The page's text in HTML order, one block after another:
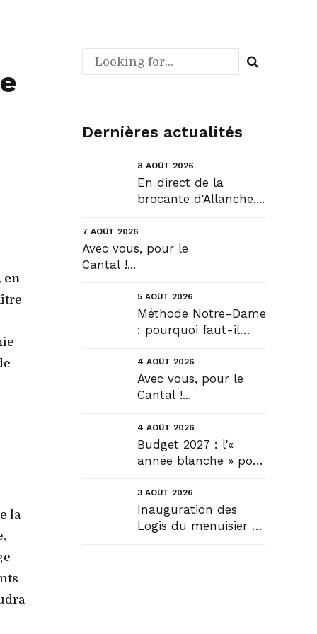
en
la
Dernières actualités
8 AOÛT 2026
En direct de la
brocante d'Allanche,...
7 AOÛT 2026
Avec vous, pour le
Cantal !...
5 AOÛT 2026
Méthode Notre-Dame
: pourquoi faut-il
construire !? Allons
plus loin !...
4 AOÛT 2026
Avec vous, pour le
Cantal !...
4 AOÛT 2026
Budget 2027 : l'«
année blanche » pour
solution....
3 AOÛT 2026
Inauguration des
Logis du menuisier à